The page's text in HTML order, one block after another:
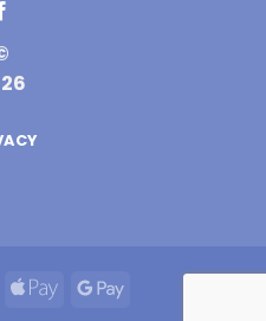
MasterCard
Apple Google